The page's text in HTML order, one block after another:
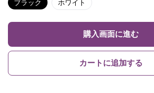
ブラック ホワイト
購入画面に進む
カートに追加する